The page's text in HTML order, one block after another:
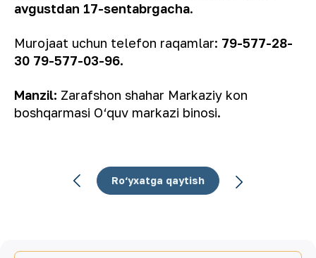
avgustdan 17-sentabrgacha.
Murojaat uchun telefon raqamlar: 79-577-28-
30 79-577-03-96.
Manzil: Zarafshon shahar Markaziy kon
boshqarmasi О‘quv markazi binosi.
Ro‘yxatga qaytish